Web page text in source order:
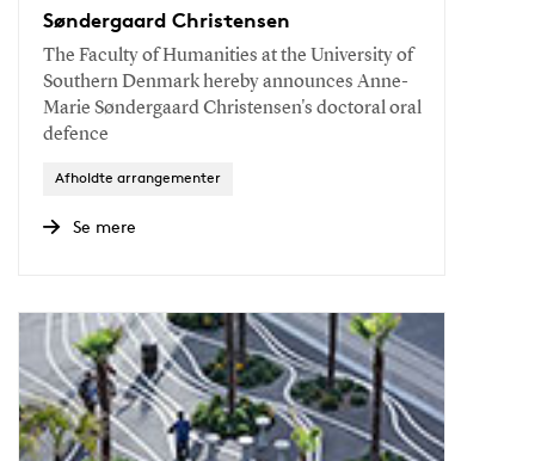
Søndergaard Christensen
The Faculty of Humanities at the University of
Southern Denmark hereby announces Anne-
Marie Søndergaard Christensen's doctoral oral
defence
Afholdte arrangementer
Se mere